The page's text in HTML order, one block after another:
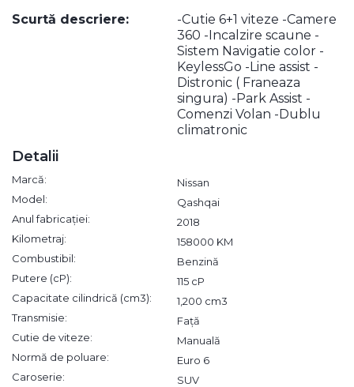
Scurtă descriere:
-Cutie 6+1 viteze -Camere
360 -Incalzire scaune -
Sistem Navigatie color -
KeylessGo -Line assist -
Distronic ( Franeaza
singura) -Park Assist -
Comenzi Volan -Dublu
climatronic
Detalii
Marcă:
Nissan
Model:
Qashqai
Anul fabricației:
2018
Kilometraj:
158000 KM
Combustibil:
Benzină
Putere (cP):
115 cP
Capacitate cilindrică (cm3):
1,200 cm3
Transmisie:
Față
Cutie de viteze:
Manuală
Normă de poluare:
Euro 6
Caroserie:
SUV